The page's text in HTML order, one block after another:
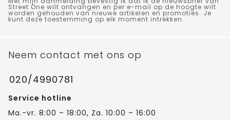
Street One wilt ontvangen en per e-mail op de hoogte wilt
worden gehouden van nieuwe artikelen en promoties. Je
kunt deze toestemming op elk moment intrekken.
Neem contact met ons op
020/4990781
Service hotline
Ma.-vr. 8:00 – 18:00, Za. 10:00 – 16:00